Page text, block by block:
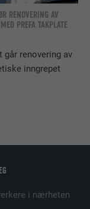
går renovering av
inngrepet
RENOVERING AV
PREFA TAKPLATE
i nærheten
for å
SameSite-